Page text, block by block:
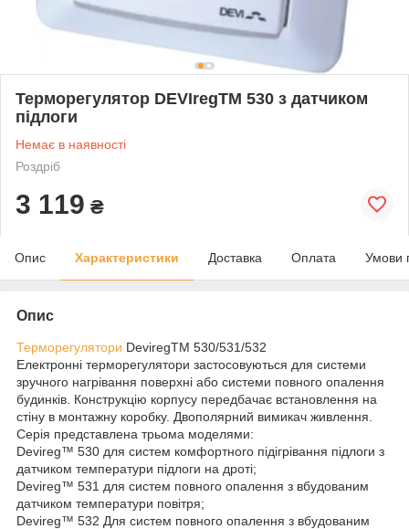
Терморегулятор DEVIregTM 530 з датчиком
підлоги
Немає в наявності
Роздріб
3 119 ₴
Опис Характеристики Доставка Оплата Умови
Опис
Терморегулятори DeviregTM 530/531/532
Електронні терморегулятори застосовуються для системи
зручного нагрівання поверхні або системи повного опалення
будинків. Конструкцію корпусу передбачає встановлення на
стіну в монтажну коробку. Двополярний вимикач живлення.
Серія представлена трьома моделями:
Devireg™ 530 для систем комфортного підігрівання підлоги з
датчиком температури підлоги на дроті;
Devireg™ 531 для систем повного опалення з вбудованим
датчиком температури повітря;
Devireg™ 532 Для систем повного опалення з вбудованим